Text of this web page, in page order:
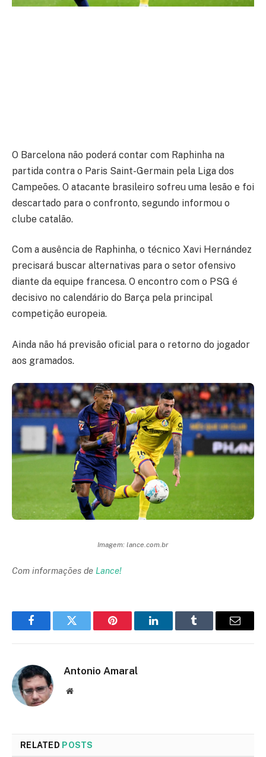
O Barcelona não poderá contar com Raphinha na
partida contra o Paris Saint-Germain pela Liga dos
Campeões. O atacante brasileiro sofreu uma lesão e foi
descartado para o confronto, segundo informou o
clube catalão.
Com a ausência de Raphinha, o técnico Xavi Hernández
precisará buscar alternativas para o setor ofensivo
diante da equipe francesa. O encontro com o PSG é
decisivo no calendário do Barça pela principal
competição europeia.
Ainda não há previsão oficial para o retorno do jogador
aos gramados.
Imagem: lance.com.br
Com informações de Lance!
FacebookTwitter Pinterest LinkedInTumblr Email
Antonio Amaral
Website
RELATED POSTS